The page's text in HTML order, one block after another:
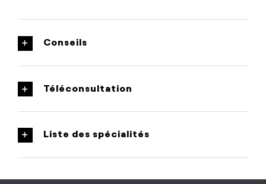
Conseils
Téléconsultation
Liste des spécialités